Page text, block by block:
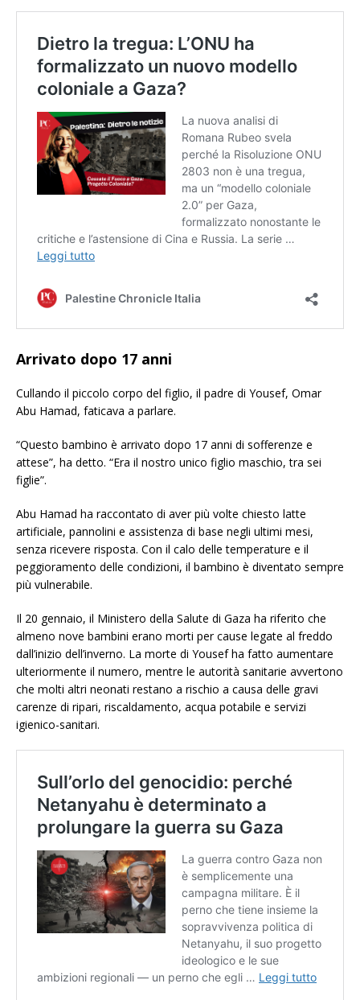
Arrivato dopo 17 anni
Cullando il piccolo corpo del figlio, il padre di Yousef, Omar
Abu Hamad, faticava a parlare.
“Questo bambino è arrivato dopo 17 anni di sofferenze e
attese”, ha detto. “Era il nostro unico figlio maschio, tra sei
figlie”.
Abu Hamad ha raccontato di aver più volte chiesto latte
artificiale, pannolini e assistenza di base negli ultimi mesi,
senza ricevere risposta. Con il calo delle temperature e il
peggioramento delle condizioni, il bambino è diventato sempre
più vulnerabile.
Il 20 gennaio, il Ministero della Salute di Gaza ha riferito che
almeno nove bambini erano morti per cause legate al freddo
dall’inizio dell’inverno. La morte di Yousef ha fatto aumentare
ulteriormente il numero, mentre le autorità sanitarie avvertono
che molti altri neonati restano a rischio a causa delle gravi
carenze di ripari, riscaldamento, acqua potabile e servizi
igienico-sanitari.